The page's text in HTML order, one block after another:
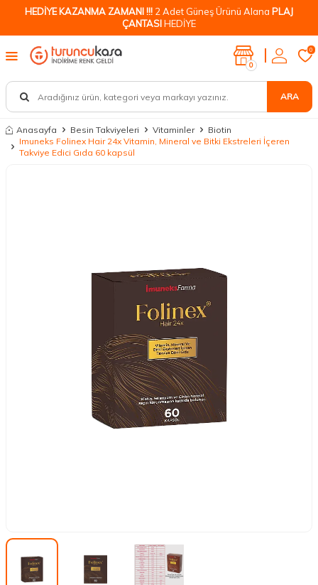
HEDİYE KAZANMA ZAMANI !!! 2 Adet Güneş Ürünü Alana PLAJ
ÇANTASIHEDİYE
ARA
0
0
Anasayfa Besin Takviyeleri Vitaminler
Biotin
Imuneks Folinex Hair 24x Vitamin, Mineral ve Bitki Ekstreleri İçeren
Takviye Edici Gıda 60 kapsül